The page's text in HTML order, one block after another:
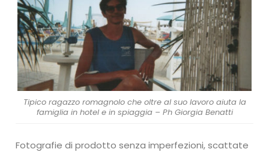
Tipico ragazzo romagnolo che oltre al suo lavoro aiuta la
famiglia in hotel e in spiaggia – Ph Giorgia Benatti
Fotografie di prodotto senza imperfezioni, scattate